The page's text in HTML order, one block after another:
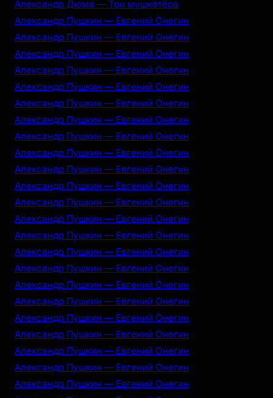
Александр Дюма — Три мушкетёра
Александр Пушкин — Евгений Онегин
Александр Пушкин — Евгений Онегин
Александр Пушкин — Евгений Онегин
Александр Пушкин — Евгений Онегин
Александр Пушкин — Евгений Онегин
Александр Пушкин — Евгений Онегин
Александр Пушкин — Евгений Онегин
Александр Пушкин — Евгений Онегин
Александр Пушкин — Евгений Онегин
Александр Пушкин — Евгений Онегин
Александр Пушкин — Евгений Онегин
Александр Пушкин — Евгений Онегин
Александр Пушкин — Евгений Онегин
Александр Пушкин — Евгений Онегин
Александр Пушкин — Евгений Онегин
Александр Пушкин — Евгений Онегин
Александр Пушкин — Евгений Онегин
Александр Пушкин — Евгений Онегин
Александр Пушкин — Евгений Онегин
Александр Пушкин — Евгений Онегин
Александр Пушкин — Евгений Онегин
Александр Пушкин — Евгений Онегин
Александр Пушкин — Евгений Онегин